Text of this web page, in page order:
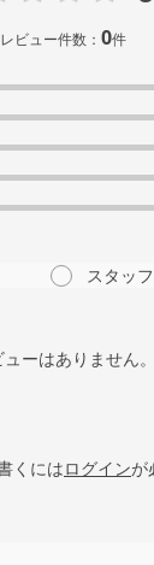
レビュー件数：0件
スタッ
ューはありません。
くにはログインが